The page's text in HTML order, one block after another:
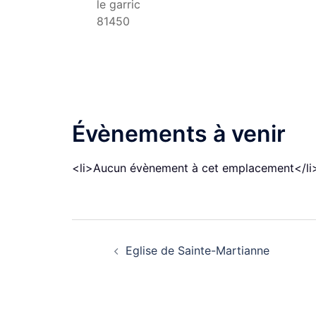
le garric
81450
Évènements à venir
<li>Aucun évènement à cet emplacement</
Navigation
Eglise de Sainte-Martianne